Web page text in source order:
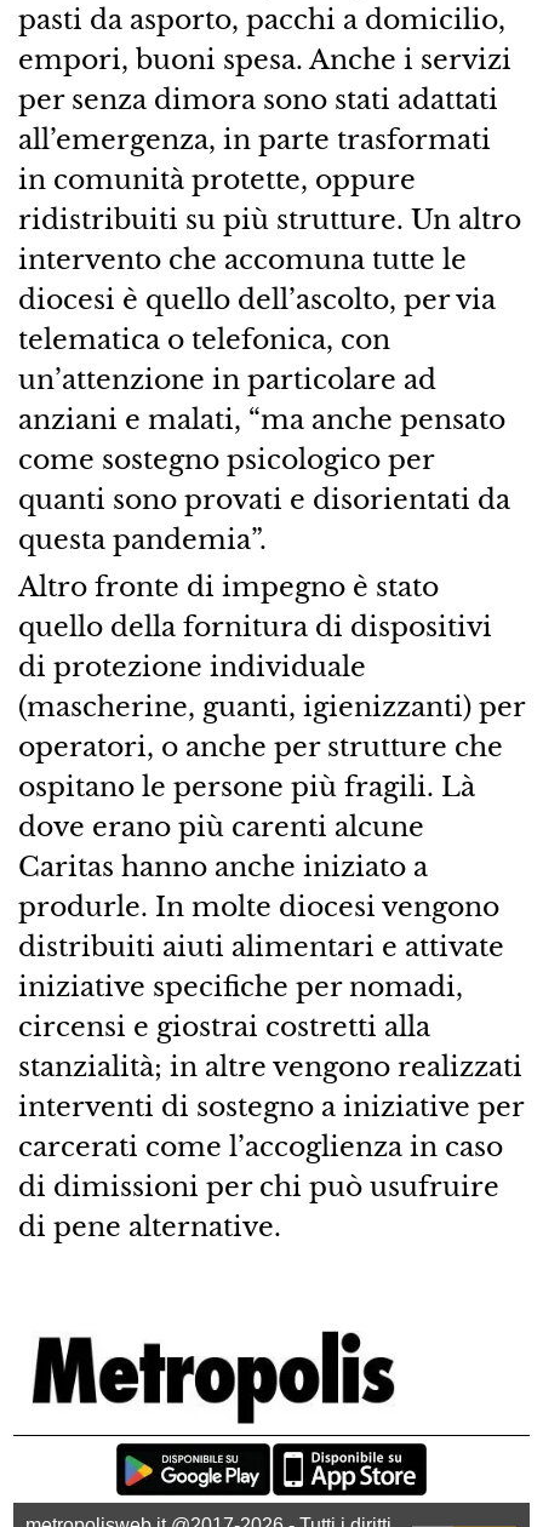
pasti da asporto, pacchi a domicilio,
empori, buoni spesa. Anche i servizi
per senza dimora sono stati adattati
all’emergenza, in parte trasformati
in comunità protette, oppure
ridistribuiti su più strutture. Un altro
intervento che accomuna tutte le
diocesi è quello dell’ascolto, per via
telematica o telefonica, con
un’attenzione in particolare ad
anziani e malati, “ma anche pensato
come sostegno psicologico per
quanti sono provati e disorientati da
questa pandemia”.
Altro fronte di impegno è stato
quello della fornitura di dispositivi
di protezione individuale
(mascherine, guanti, igienizzanti) per
operatori, o anche per strutture che
ospitano le persone più fragili. Là
dove erano più carenti alcune
Caritas hanno anche iniziato a
produrle. In molte diocesi vengono
distribuiti aiuti alimentari e attivate
iniziative specifiche per nomadi,
circensi e giostrai costretti alla
stanzialità; in altre vengono realizzati
interventi di sostegno a iniziative per
carcerati come l’accoglienza in caso
di dimissioni per chi può usufruire
di pene alternative.